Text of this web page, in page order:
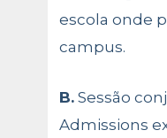
escola onde
campus.
B. Sessão
Admissions